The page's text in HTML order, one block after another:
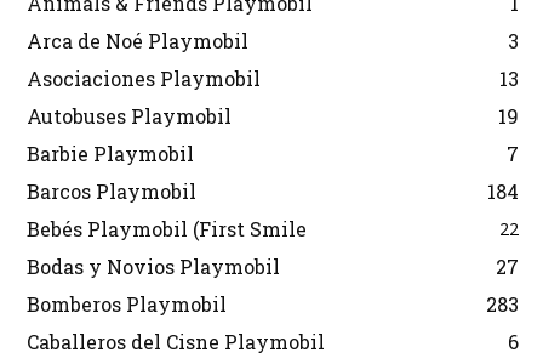
Arca de Noé Playmobil
3
Asociaciones Playmobil
13
Autobuses Playmobil
19
Barbie Playmobil
7
Barcos Playmobil
184
Bebés Playmobil (First Smile
22
Bodas y Novios Playmobil
27
Bomberos Playmobil
283
Caballeros del Cisne Playmobil
6